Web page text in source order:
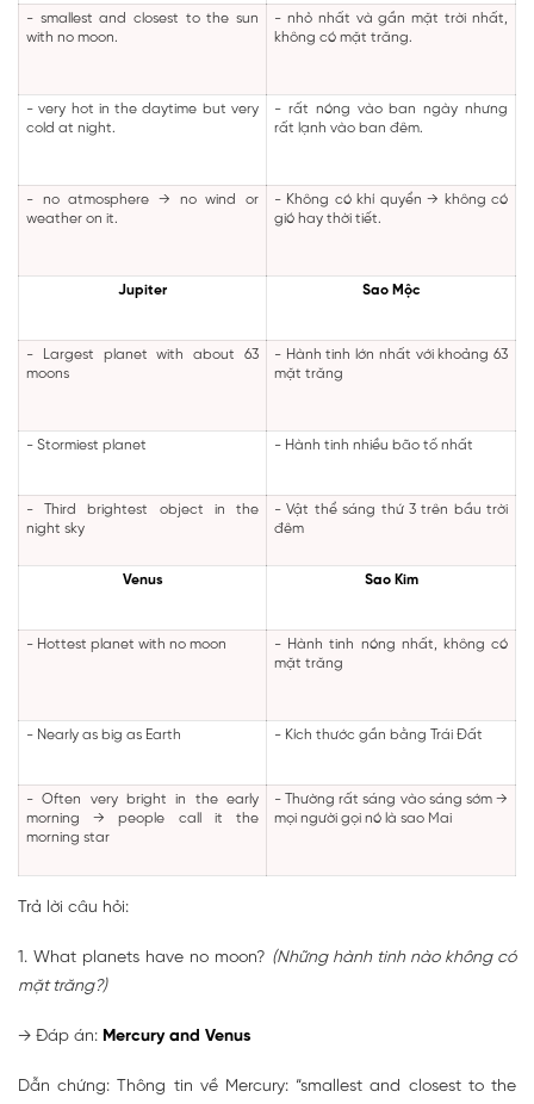
- smallest and closest to the sun
with no moon.
- nhỏ nhất và gần mặt trời nhất,
không có mặt trăng.
- very hot in the daytime but very
cold at night.
- rất nóng vào ban ngày nhưng
rất lạnh vào ban đêm.
- no atmosphere → no wind or
weather on it.
- Không có khí quyển→ không có
gió hay thời tiết.
Jupiter Sao Mộc
- Largest planet with about 63
moons
- Hành tinh lớn nhất với khoảng 63
mặt trăng
- Stormiest planet - Hành tinh nhiều bão tố nhất
- Third brightest object in the
night sky
- Vật thể sáng thứ 3 trên bầu trời
đêm
Venus Sao Kim
- Hottest planet with no moon
- Hành tinh nóng nhất, không có
mặt trăng
- Nearly as big as Earth - Kích thước gần bằng Trái Đất
- Often very bright in the early
morning→people call it the
morning star
- Thường rất sáng vào sáng sớm →
mọi người gọi nó là sao Mai
Trả lời câu hỏi:
1. What planets have no moon? (Những hành tinh nào không có
mặt trăng?)
→ Đáp án: Mercury and Venus
Dẫn chứng: Thông tin về Mercury: “smallest and closest to the